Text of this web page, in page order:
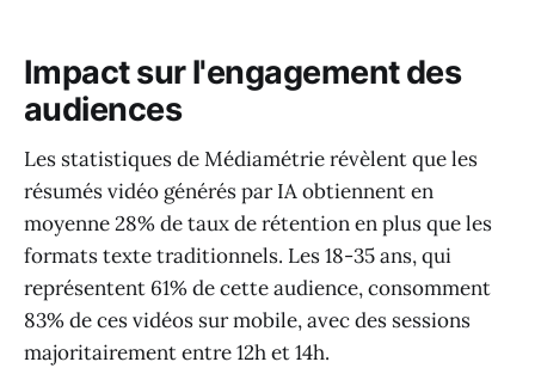
Impact sur l'engagement des
audiences
Les statistiques de Médiamétrie révèlent que les
résumés vidéo générés par IA obtiennent en
moyenne 28% de taux de rétention en plus que les
formats texte traditionnels. Les 18-35 ans, qui
représentent 61% de cette audience, consomment
83% de ces vidéos sur mobile, avec des sessions
majoritairement entre 12h et 14h.